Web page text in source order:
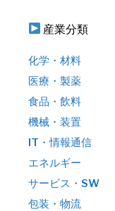
産業分類
化学・材料
医療・製薬
食品・飲料
機械・装置
IT・情報通信
エネルギー
サービス・SW
包装・物流